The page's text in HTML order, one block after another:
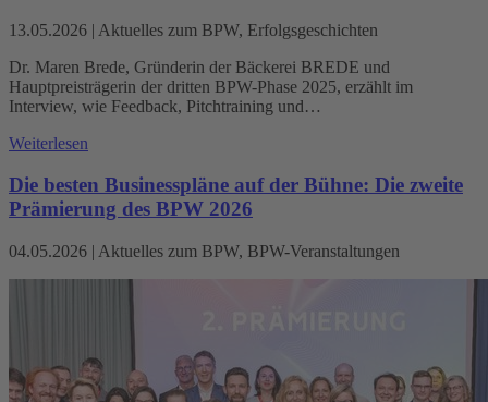
13.05.2026 | Aktuelles zum BPW, Erfolgsgeschichten
Dr. Maren Brede, Gründerin der Bäckerei BREDE und
Hauptpreisträgerin der dritten BPW-Phase 2025, erzählt im
Interview, wie Feedback, Pitchtraining und…
Weiterlesen
Die besten Businesspläne auf der Bühne: Die zweite
Prämierung des BPW 2026
04.05.2026 | Aktuelles zum BPW, BPW-Veranstaltungen